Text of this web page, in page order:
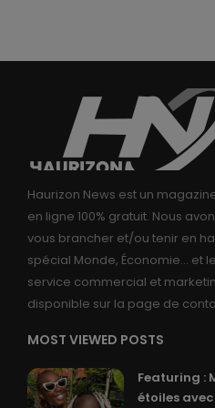
Haurizon News est un
en ligne 100% gratuit. Nous
vous brancher et/ou tenir en
spécial Monde, Économie... et
service commercial et
disponible sur la page de
MOST VIEWED POSTS
Featuring :
étoiles